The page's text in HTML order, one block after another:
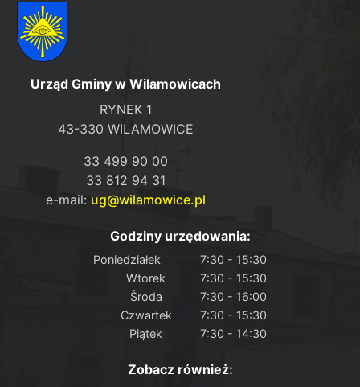
Urząd Gminy w Wilamowicach
RYNEK 1
43-330 WILAMOWICE
33 499 90 00
33 812 94 31
e-mail: ug@wilamowice.pl
Godziny urzędowania:
Poniedziałek
7:30 - 15:30
Wtorek
7:30 - 15:30
Środa
7:30 - 16:00
Czwartek
7:30 - 15:30
Piątek
7:30 - 14:30
Zobacz również: